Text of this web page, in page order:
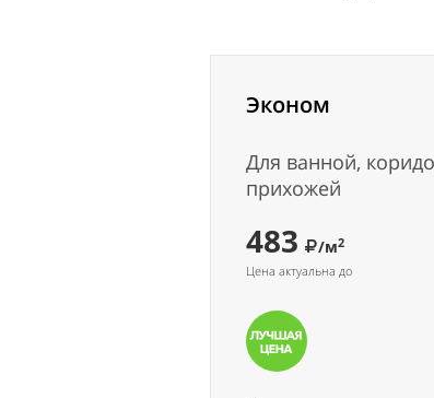
Эконом
Для ванной,
прихожей
483 /м2
Цена актуальна до